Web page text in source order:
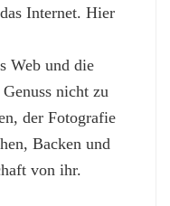
Internet. Hier
Web und die
nicht zu
der Fotografie
Backen und
von ihr.